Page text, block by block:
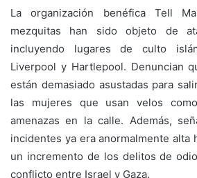
La organización benéfica Tell
mezquitas han sido objeto de
incluyendo lugares de culto
Liverpool y Hartlepool. Denuncian
están demasiado asustadas para
las mujeres que usan velos
amenazas en la calle. Además,
incidentes ya era anormalmente alta
un incremento de los delitos de
conflicto entre Israel y Gaza.